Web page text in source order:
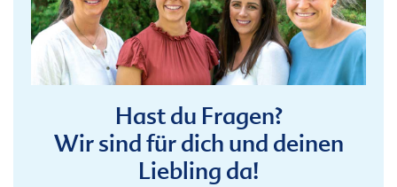
Hast du Fragen?
Wir sind für dich und deinen
Liebling da!